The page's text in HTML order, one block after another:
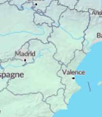
Si la Corrèze séduit
en raison de ses villes
département compte
bourgs et villages de
Dordogne, Aubazine,
Pompadour, Treignac,
parsemées de
l’époque médiévale
Château, Comborn,